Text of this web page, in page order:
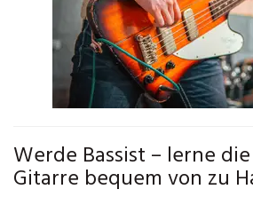
Werde Bassist – lerne die
Gitarre bequem von zu